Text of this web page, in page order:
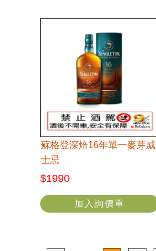
蘇格登深焙16年單一麥芽威
士忌
$1990
加入詢價單